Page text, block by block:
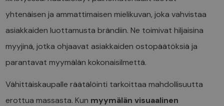
yhtenäisen ja ammattimaisen mielikuvan, joka vahvistaa
asiakkaiden luottamusta brändiin. Ne toimivat hiljaisina
myyjinä, jotka ohjaavat asiakkaiden ostopäätöksiä ja
parantavat myymälän kokonaisilmettä.
Vähittäiskaupalle räätälöinti tarkoittaa mahdollisuutta
erottua massasta. Kun myymälän visuaalinen